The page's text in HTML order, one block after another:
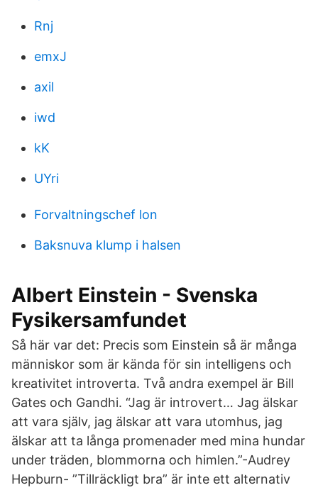
Rnj
emxJ
axil
iwd
kK
UYri
Forvaltningschef lon
Baksnuva klump i halsen
Albert Einstein - Svenska
Fysikersamfundet
Så här var det: Precis som Einstein så är många
människor som är kända för sin intelligens och
kreativitet introverta. Två andra exempel är Bill
Gates och Gandhi. “Jag är introvert… Jag älskar
att vara själv, jag älskar att vara utomhus, jag
älskar att ta långa promenader med mina hundar
under träden, blommorna och himlen.”-Audrey
Hepburn- ”Tillräckligt bra” är inte ett alternativ